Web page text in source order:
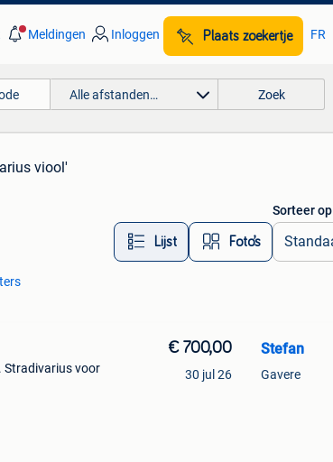
Meldingen Inloggen Plaats zoekertje FR
Alle afstanden… Zoek
viool'
Lijst Foto’s
Sorteer op
Stradivarius voor
€ 700,00
30 jul 26
Stefan
Gavere